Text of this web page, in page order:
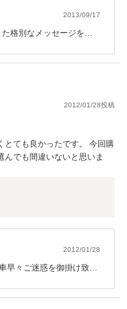
2013/09/17
格別なメッセージを頂
2012/01/28投稿
とても良かったです。 今回購
んでも間違いないと思いま
2012/01/28
早々ご迷惑を御掛け致し